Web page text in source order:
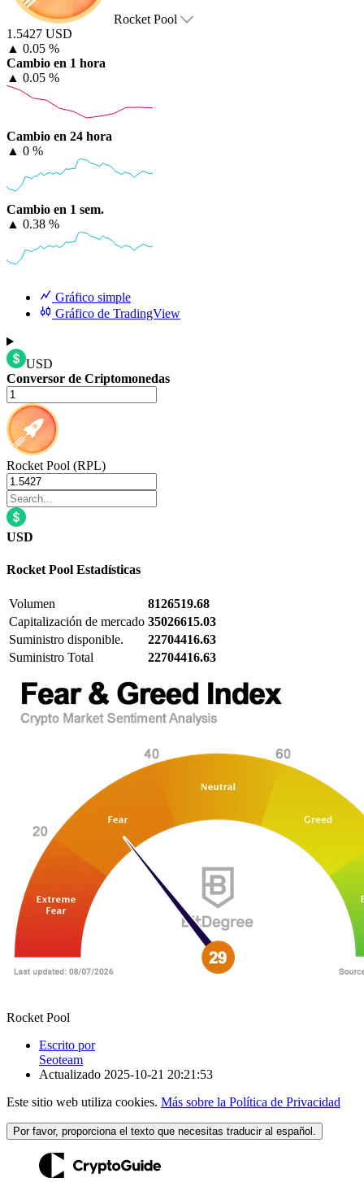
Rocket Pool
1.5427 USD
▲ 0.05 %
Cambio en 1 hora
▲ 0.05 %
Cambio en 24 hora
▲ 0 %
Cambio en 1 sem.
▲ 0.38 %
Gráfico simple
Gráfico de TradingView
USD
Conversor de Criptomonedas
Rocket Pool (RPL)
USD
Rocket Pool Estadísticas
Volumen
8126519.68
Capitalización de mercado 35026615.03
Suministro disponible.
22704416.63
Suministro Total
22704416.63
Rocket Pool
Escrito por
Seoteam
Actualizado 2025-10-21 20:21:53
Este sitio web utiliza cookies. Más sobre la Política de Privacidad
Por favor, proporciona el texto que necesitas traducir al español.